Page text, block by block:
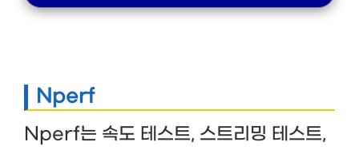
Nperf
Nperf는 속도 테스트, 스트리밍 테스트,